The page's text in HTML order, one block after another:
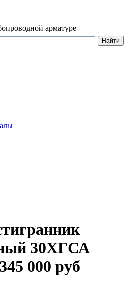
арматуре
30ХГСА
000 руб